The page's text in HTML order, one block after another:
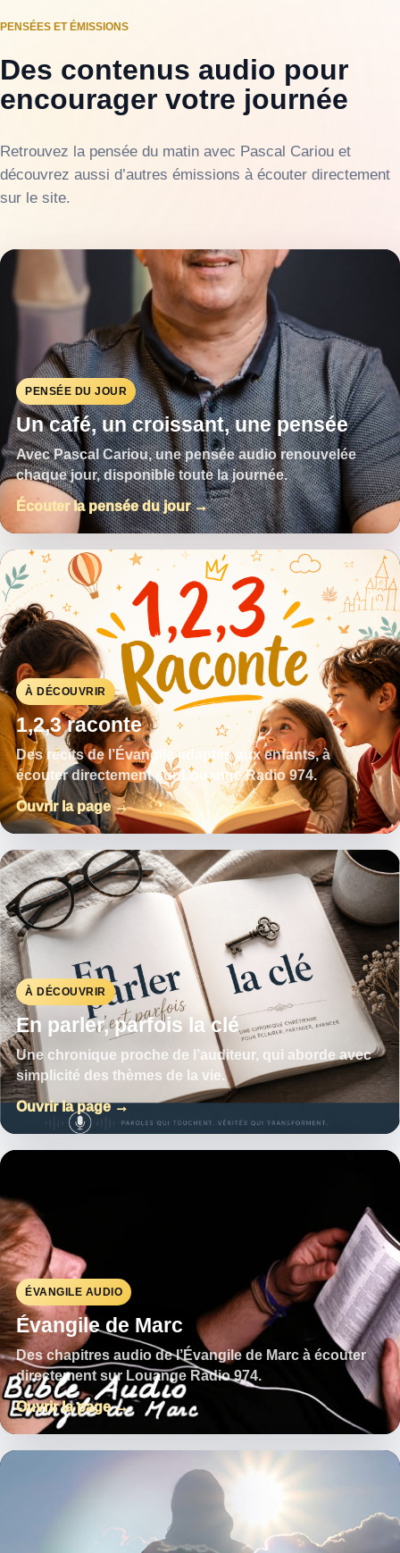
PENSÉES ET ÉMISSIONS
Des contenus audio pour
encourager votre journée
Retrouvez la pensée du matin avec Pascal Cariou et
découvrez aussi d’autres émissions à écouter directement
sur le site.
PENSÉE DU JOUR
Un café, un croissant, une pensée
Avec Pascal Cariou, une pensée audio renouvelée
chaque jour, disponible toute la journée.
Écouter la pensée du jour →
À DÉCOUVRIR
1,2,3 raconte
Des récits de l’Évangile adaptés aux enfants, à
écouter directement sur Louange Radio 974.
Ouvrir la page →
À DÉCOUVRIR
En parler, parfois la clé
Une chronique proche de l’auditeur, qui aborde avec
simplicité des thèmes de la vie.
Ouvrir la page →
ÉVANGILE AUDIO
Évangile de Marc
Des chapitres audio de l’Évangile de Marc à écouter
directement sur Louange Radio 974.
Ouvrir la page →